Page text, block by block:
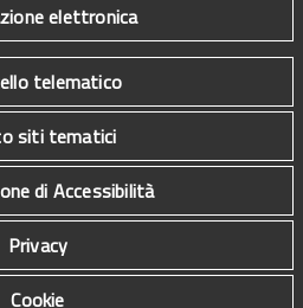
elettronica
telematico
siti tematici
di Accessibilità
Privacy
Cookie